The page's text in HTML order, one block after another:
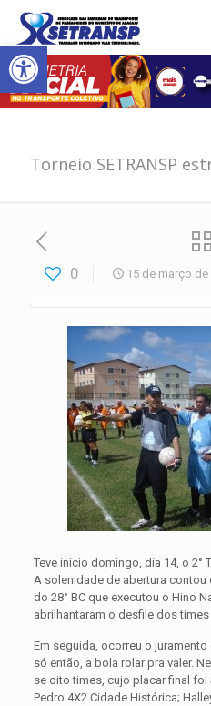
Abrir a barra de ferramentas
Torneio SETRANSP
0 15 de março de
Teve início domingo, dia 14, o 2°
A solenidade de abertura
do 28° BC que executou o Hino
abrilhantaram o desfile dos
Em seguida, ocorreu o
só então, a bola rolar pra valer.
se oito times, cujo placar final foi
Pedro 4X2 Cidade Histórica;